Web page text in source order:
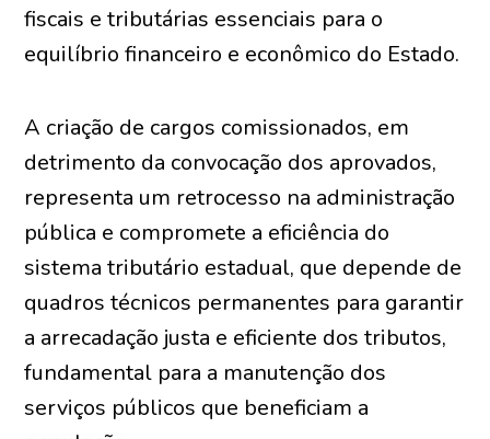
fiscais e tributárias essenciais para o
equilíbrio financeiro e econômico do Estado.
A criação de cargos comissionados, em
detrimento da convocação dos aprovados,
representa um retrocesso na administração
pública e compromete a eficiência do
sistema tributário estadual, que depende de
quadros técnicos permanentes para garantir
a arrecadação justa e eficiente dos tributos,
fundamental para a manutenção dos
serviços públicos que beneficiam a